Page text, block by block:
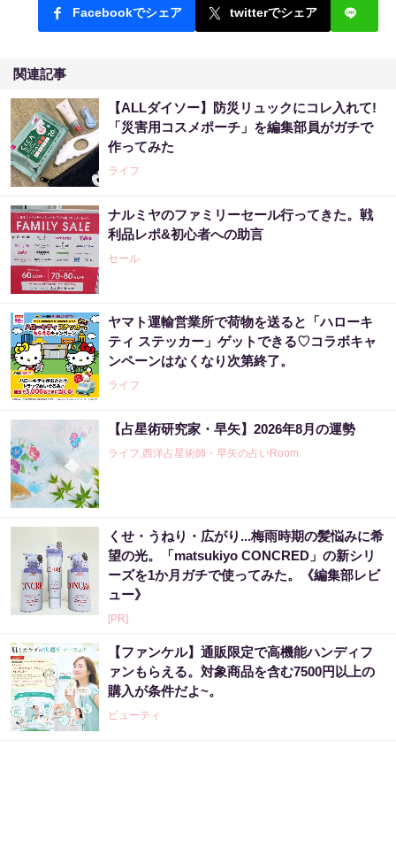
Facebookでシェア twitterでシェア
関連記事
【ALLダイソー】防災リュックにコレ入れて!
「災害用コスメポーチ」を編集部員がガチで
作ってみた
ライフ
ナルミヤのファミリーセール行ってきた。戦
利品レポ&初心者への助言
セール
ヤマト運輸営業所で荷物を送ると「ハローキ
ティ ステッカー」ゲットできる♡コラボキャ
ンペーンはなくなり次第終了。
ライフ
【占星術研究家・早矢】2026年8月の運勢
ライフ,西洋占星術師・早矢の占いRoom
くせ・うねり・広がり...梅雨時期の髪悩みに希
望の光。「matsukiyo CONCRED」の新シリ
ーズを1か月ガチで使ってみた。《編集部レビ
ュー》
[PR]
【ファンケル】通販限定で高機能ハンディフ
ァンもらえる。対象商品を含む7500円以上の
購入が条件だよ~。
ビューティ